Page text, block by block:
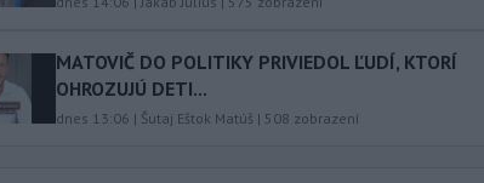
MATOVIČ DO POLITIKY PRIVIEDOL ĽUDÍ, KTORÍ
OHROZUJÚ DETI...
dnes 13:06 | Šutaj Eštok Matúš | 508 zobrazení